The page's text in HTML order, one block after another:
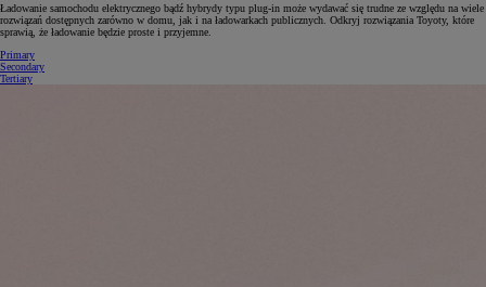
Ładowanie samochodu elektrycznego bądź hybrydy typu plug-in może wydawać się trudne ze względu na wiele
rozwiązań dostępnych zarówno w domu, jak i na ładowarkach publicznych. Odkryj rozwiązania Toyoty, które
sprawią, że ładowanie będzie proste i przyjemne.
Primary
Secondary
Tertiary